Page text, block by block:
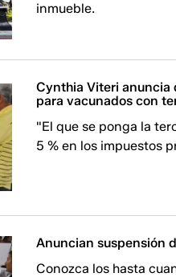
inmueble.
Cynthia Viteri anuncia
para vacunados con
"El que se ponga la
5 % en los impuestos
Anuncian suspensión
Conozca los hasta